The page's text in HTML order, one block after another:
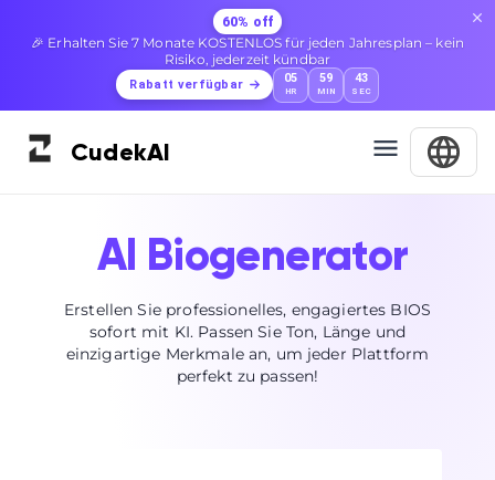
60% off
🎉 Erhalten Sie 7 Monate KOSTENLOS für jeden Jahresplan – kein
Risiko, jederzeit kündbar
Rabatt verfügbar 05
HR
59
MIN
42
SEC
CudekAI
AI Biogenerator
Erstellen Sie professionelles, engagiertes BIOS
sofort mit KI. Passen Sie Ton, Länge und
einzigartige Merkmale an, um jeder Plattform
perfekt zu passen!